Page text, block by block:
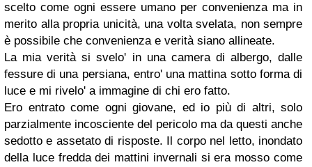
scelto come ogni essere umano per convenienza ma in
merito alla propria unicità, una volta svelata, non sempre
è possibile che convenienza e verità siano allineate.
La mia verità si svelo' in una camera di albergo, dalle
fessure di una persiana, entro' una mattina sotto forma di
luce e mi rivelo' a immagine di chi ero fatto.
Ero entrato come ogni giovane, ed io più di altri, solo
parzialmente incosciente del pericolo ma da questi anche
sedotto e assetato di risposte. Il corpo nel letto, inondato
della luce fredda dei mattini invernali si era mosso come